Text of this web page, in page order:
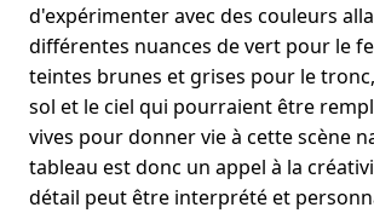
d'expérimenter avec des couleurs
différentes nuances de vert pour le
teintes brunes et grises pour le
sol et le ciel qui pourraient être
vives pour donner vie à cette scène
tableau est donc un appel à la
détail peut être interprété et